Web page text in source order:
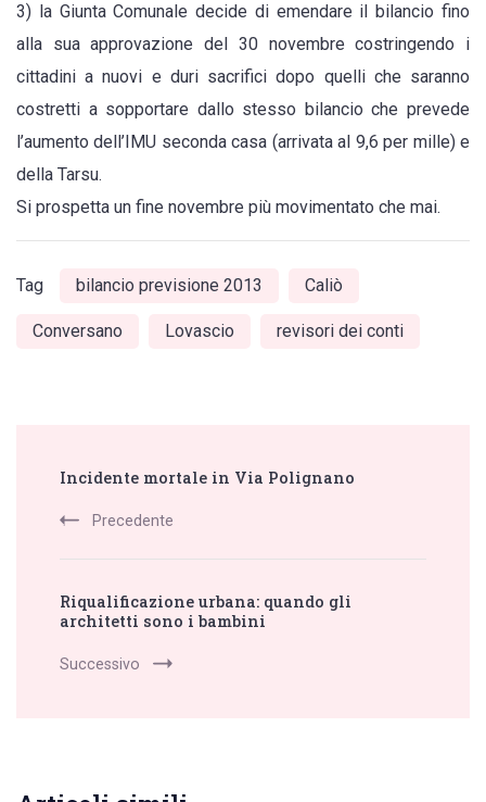
3) la Giunta Comunale decide di emendare il bilancio fino
alla sua approvazione del 30 novembre costringendo i
cittadini a nuovi e duri sacrifici dopo quelli che saranno
costretti a sopportare dallo stesso bilancio che prevede
l’aumento dell’IMU seconda casa (arrivata al 9,6 per mille) e
della Tarsu.
Si prospetta un fine novembre più movimentato che mai.
Tag bilancio previsione 2013 Caliò
Conversano Lovascio revisori dei conti
Incidente mortale in Via Polignano
Precedente
Riqualificazione urbana: quando gli
architetti sono i bambini
Successivo